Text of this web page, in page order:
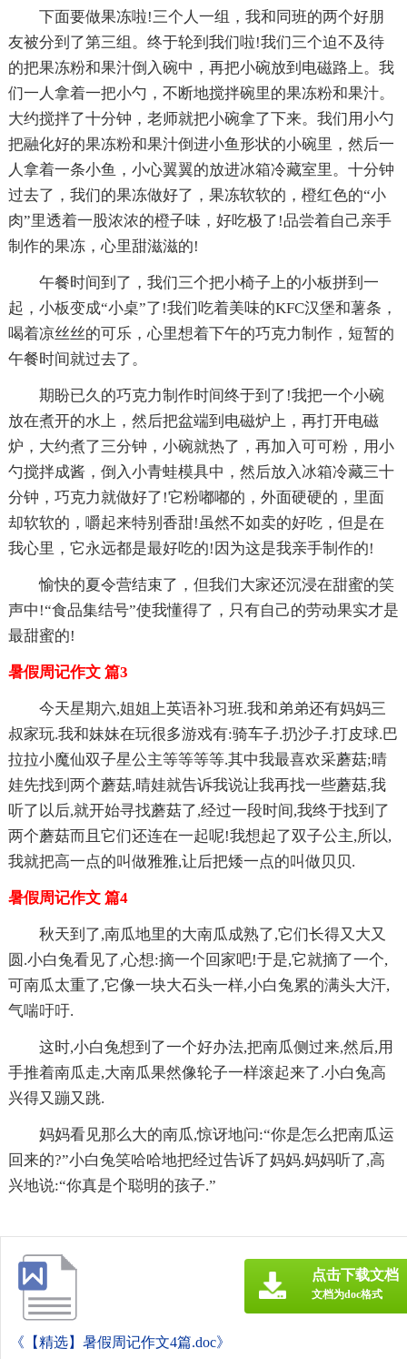
下面要做果冻啦!三个人一组，我和同班的两个好朋
友被分到了第三组。终于轮到我们啦!我们三个迫不及待
的把果冻粉和果汁倒入碗中，再把小碗放到电磁路上。我
们一人拿着一把小勺，不断地搅拌碗里的果冻粉和果汁。
大约搅拌了十分钟，老师就把小碗拿了下来。我们用小勺
把融化好的果冻粉和果汁倒进小鱼形状的小碗里，然后一
人拿着一条小鱼，小心翼翼的放进冰箱冷藏室里。十分钟
过去了，我们的果冻做好了，果冻软软的，橙红色的“小
肉”里透着一股浓浓的橙子味，好吃极了!品尝着自己亲手
制作的果冻，心里甜滋滋的!
午餐时间到了，我们三个把小椅子上的小板拼到一
起，小板变成“小桌”了!我们吃着美味的KFC汉堡和薯条，
喝着凉丝丝的可乐，心里想着下午的巧克力制作，短暂的
午餐时间就过去了。
期盼已久的巧克力制作时间终于到了!我把一个小碗
放在煮开的水上，然后把盆端到电磁炉上，再打开电磁
炉，大约煮了三分钟，小碗就热了，再加入可可粉，用小
勺搅拌成酱，倒入小青蛙模具中，然后放入冰箱冷藏三十
分钟，巧克力就做好了!它粉嘟嘟的，外面硬硬的，里面
却软软的，嚼起来特别香甜!虽然不如卖的好吃，但是在
我心里，它永远都是最好吃的!因为这是我亲手制作的!
愉快的夏令营结束了，但我们大家还沉浸在甜蜜的笑
声中!“食品集结号”使我懂得了，只有自己的劳动果实才是
最甜蜜的!
暑假周记作文 篇3
今天星期六,姐姐上英语补习班.我和弟弟还有妈妈三
叔家玩.我和妹妹在玩很多游戏有:骑车子.扔沙子.打皮球.巴
拉拉小魔仙双子星公主等等等等.其中我最喜欢采蘑菇;晴
娃先找到两个蘑菇,晴娃就告诉我说让我再找一些蘑菇,我
听了以后,就开始寻找蘑菇了,经过一段时间,我终于找到了
两个蘑菇而且它们还连在一起呢!我想起了双子公主,所以,
我就把高一点的叫做雅雅,让后把矮一点的叫做贝贝.
暑假周记作文 篇4
秋天到了,南瓜地里的大南瓜成熟了,它们长得又大又
圆.小白兔看见了,心想:摘一个回家吧!于是,它就摘了一个,
可南瓜太重了,它像一块大石头一样,小白兔累的满头大汗,
气喘吁吁.
这时,小白兔想到了一个好办法,把南瓜侧过来,然后,用
手推着南瓜走,大南瓜果然像轮子一样滚起来了.小白兔高
兴得又蹦又跳.
妈妈看见那么大的南瓜,惊讶地问:“你是怎么把南瓜运
回来的?”小白兔笑哈哈地把经过告诉了妈妈.妈妈听了,高
兴地说:“你真是个聪明的孩子.”
《【精选】暑假周记作文4篇.doc》
点击下载文档
文档为doc格式